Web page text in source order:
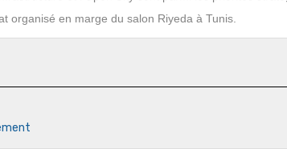
organisé en marge du salon Riyeda à Tunis.